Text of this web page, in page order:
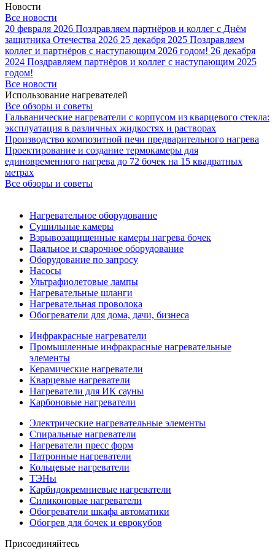
Новости
Все новости
20 февраля 2026 Поздравляем партнёров и коллег с Днём
защитника Отечества 2026 25 декабря 2025 Поздравляем
коллег и партнёров с наступающим 2026 годом! 26 декабря
2024 Поздравляем партнёров и коллег с наступающим 2025
годом!
Все новости
Использование нагревателей
Все обзоры и советы
Гальванические нагреватели с корпусом из кварцевого стекла:
эксплуатация в различных жидкостях и растворах
Производство композитной печи предварительного нагрева
Проектирование и создание термокамеры для
единовременного нагрева до 72 бочек на 15 квадратных
метрах
Все обзоры и советы
Нагревательное оборудование
Сушильные камеры
Взрывозащищенные камеры нагрева бочек
Паяльное и сварочное оборудование
Оборудование по запросу
Насосы
Ультрафиолетовые лампы
Нагревательные шланги
Нагревательная проволока
Обогреватели для дома, дачи, бизнеса
Инфракрасные нагреватели
Промышленные инфракрасные нагревательные
элементы
Керамические нагреватели
Кварцевые нагреватели
Нагреватели для ИК сауны
Карбоновые нагреватели
Электрические нагревательные элементы
Спиральные нагреватели
Нагреватели пресс форм
Патронные нагреватели
Кольцевые нагреватели
ТЭНы
Карбидокремниевые нагреватели
Силиконовые нагреватели
Обогреватели шкафа автоматики
Обогрев для бочек и еврокубов
Присоединяйтесь